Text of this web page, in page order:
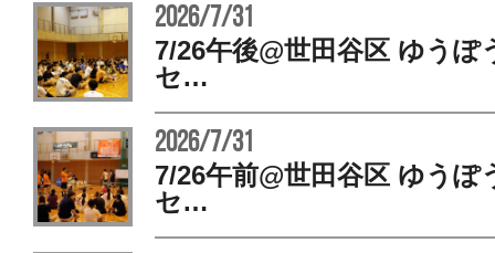
2026/7/31
7/26午後@世田谷区 ゆうぽ
セ…
2026/7/31
7/26午前@世田谷区 ゆうぽ
セ…